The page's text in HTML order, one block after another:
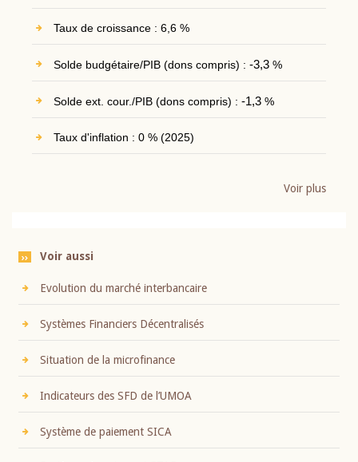
Taux de croissance : 6,6 %
Solde budgétaire/PIB (dons compris) : -3,3%
Solde ext. cour./PIB (dons compris) : -1,3%
Taux d'inflation : 0 % (2025)
Voir plus
Voir aussi
Evolution du marché interbancaire
Systèmes Financiers Décentralisés
Situation de la microfinance
Indicateurs des SFD de l’UMOA
Système de paiement SICA